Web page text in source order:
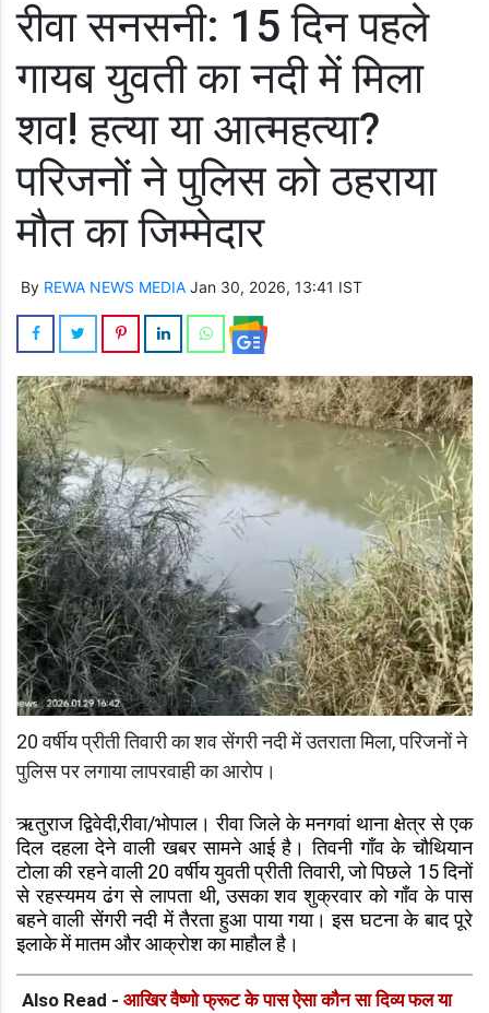
रीवा सनसनी: 15 दिन पहले
गायब युवती का नदी में मिला
शव! हत्या या आत्महत्या?
परिजनों ने पुलिस को ठहराया
मौत का जिम्मेदार
By REWA NEWS MEDIA Jan 30, 2026, 13:41 IST
20 वर्षीय प्रीती तिवारी का शव सेंगरी नदी में उतराता मिला, परिजनों ने
पुलिस पर लगाया लापरवाही का आरोप।
ऋतुराज द्विवेदी,रीवा/भोपाल। रीवा जिले के मनगवां थाना क्षेत्र से एक
दिल दहला देने वाली खबर सामने आई है। तिवनी गाँव के चौथियान
टोला की रहने वाली 20 वर्षीय युवती प्रीती तिवारी, जो पिछले 15 दिनों
से रहस्यमय ढंग से लापता थी, उसका शव शुक्रवार को गाँव के पास
बहने वाली सेंगरी नदी में तैरता हुआ पाया गया। इस घटना के बाद पूरे
इलाके में मातम और आक्रोश का माहौल है।
Also Read - आखिर वैष्णो फ्रूट के पास ऐसा कौन सा दिव्य फल या